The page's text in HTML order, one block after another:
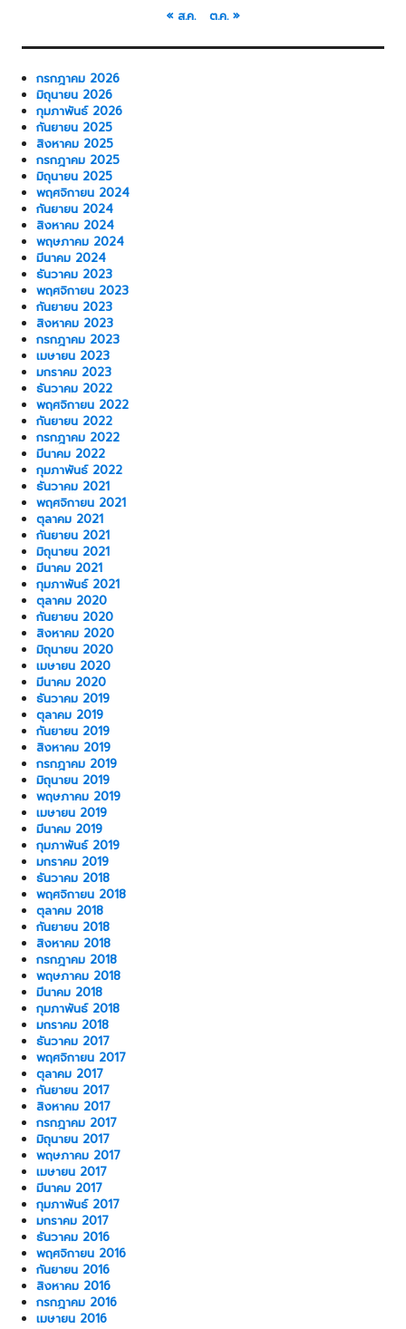
« ส.ค. ต.ค. »
กรกฎาคม 2026
มิถุนายน 2026
กุมภาพันธ์ 2026
กันยายน 2025
สิงหาคม 2025
กรกฎาคม 2025
มิถุนายน 2025
พฤศจิกายน 2024
กันยายน 2024
สิงหาคม 2024
พฤษภาคม 2024
มีนาคม 2024
ธันวาคม 2023
พฤศจิกายน 2023
กันยายน 2023
สิงหาคม 2023
กรกฎาคม 2023
เมษายน 2023
มกราคม 2023
ธันวาคม 2022
พฤศจิกายน 2022
กันยายน 2022
กรกฎาคม 2022
มีนาคม 2022
กุมภาพันธ์ 2022
ธันวาคม 2021
พฤศจิกายน 2021
ตุลาคม 2021
กันยายน 2021
มิถุนายน 2021
มีนาคม 2021
กุมภาพันธ์ 2021
ตุลาคม 2020
กันยายน 2020
สิงหาคม 2020
มิถุนายน 2020
เมษายน 2020
มีนาคม 2020
ธันวาคม 2019
ตุลาคม 2019
กันยายน 2019
สิงหาคม 2019
กรกฎาคม 2019
มิถุนายน 2019
พฤษภาคม 2019
เมษายน 2019
มีนาคม 2019
กุมภาพันธ์ 2019
มกราคม 2019
ธันวาคม 2018
พฤศจิกายน 2018
ตุลาคม 2018
กันยายน 2018
สิงหาคม 2018
กรกฎาคม 2018
พฤษภาคม 2018
มีนาคม 2018
กุมภาพันธ์ 2018
มกราคม 2018
ธันวาคม 2017
พฤศจิกายน 2017
ตุลาคม 2017
กันยายน 2017
สิงหาคม 2017
กรกฎาคม 2017
มิถุนายน 2017
พฤษภาคม 2017
เมษายน 2017
มีนาคม 2017
กุมภาพันธ์ 2017
มกราคม 2017
ธันวาคม 2016
พฤศจิกายน 2016
กันยายน 2016
สิงหาคม 2016
กรกฎาคม 2016
เมษายน 2016